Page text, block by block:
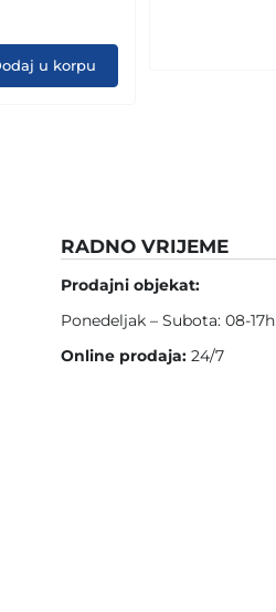
u korpu
RADNO VRIJEME
Prodajni objekat:
Ponedeljak – Subota: 08-17h
Online prodaja: 24/7